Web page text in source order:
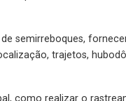
semirreboques,
trajetos,
como realizar o